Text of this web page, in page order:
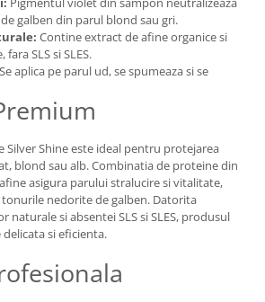
galben din parul blond sau gri.
Contine extract de afine organice si
SLS si SLES.
Se aplica pe parul ud, se spumeaza si se
Silver Shine este ideal pentru protejarea
blond sau alb. Combinatia de proteine din
asigura parului stralucire si vitalitate,
nedorite de galben. Datorita
naturale si absentei SLS si SLES, produsul
si eficienta.